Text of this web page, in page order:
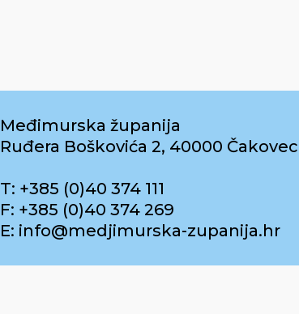
Međimurska županija
Ruđera Boškovića 2, 40000 Čakovec
T: +385 (0)40 374 111
F: +385 (0)40 374 269
E: info@medjimurska-zupanija.hr